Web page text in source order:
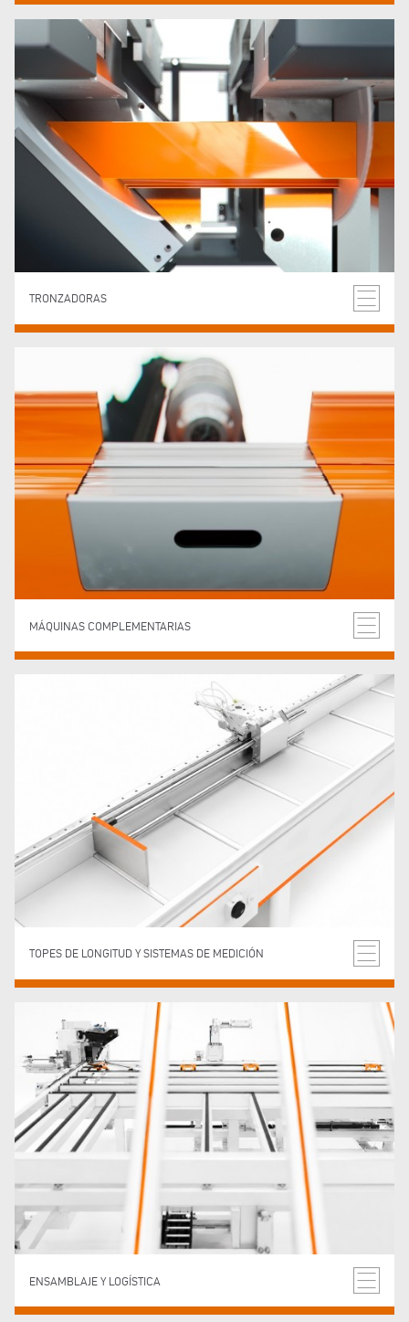
TRONZADORAS
MÁQUINAS COMPLEMENTARIAS
TOPES DE LONGITUD Y SISTEMAS DE MEDICIÓN
ENSAMBLAJE Y LOGÍSTICA